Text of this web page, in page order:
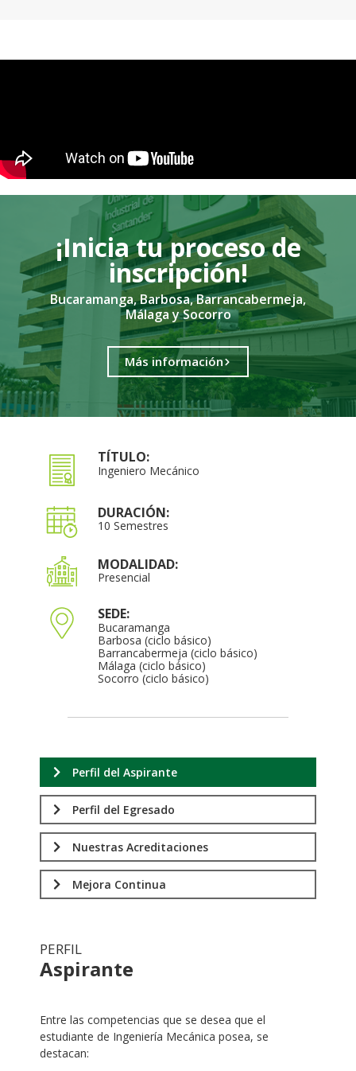
¡Inicia tu proceso de
inscripción!
Bucaramanga, Barbosa, Barrancabermeja,
Málaga y Socorro
Más información
TÍTULO:
Ingeniero Mecánico
DURACIÓN:
10 Semestres
MODALIDAD:
Presencial
SEDE:
Bucaramanga
Barbosa (ciclo básico)
Barrancabermeja (ciclo básico)
Málaga (ciclo básico)
Socorro (ciclo básico)
Perfil del Aspirante
Perfil del Egresado
Nuestras Acreditaciones
Mejora Continua
PERFIL
Aspirante
Entre las competencias que se desea que el
estudiante de Ingeniería Mecánica posea, se
destacan: